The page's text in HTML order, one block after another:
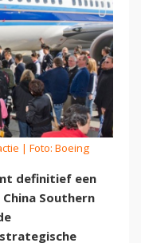
| Foto: Boeing
definitief een
Southern